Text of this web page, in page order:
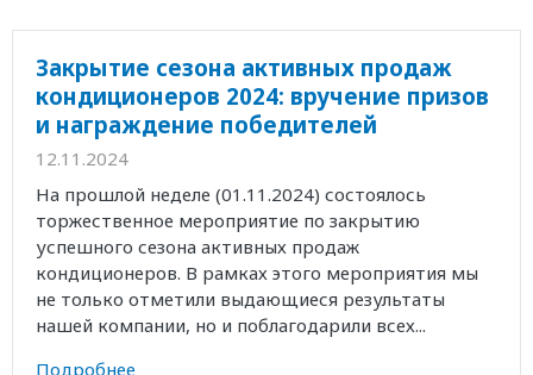
Закрытие сезона активных продаж
кондиционеров 2024: вручение призов
и награждение победителей
12.11.2024
На прошлой неделе (01.11.2024) состоялось
торжественное мероприятие по закрытию
успешного сезона активных продаж
кондиционеров. В рамках этого мероприятия мы
не только отметили выдающиеся результаты
нашей компании, но и поблагодарили всех...
Подробнее